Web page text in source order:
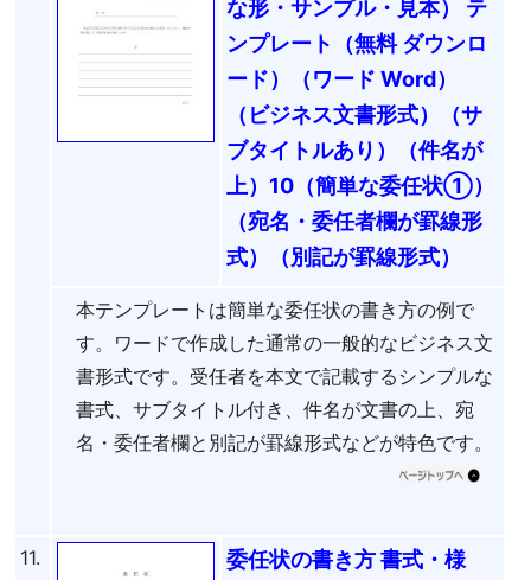
な形・サンプル・見本） テ
ンプレート（無料 ダウンロ
ード）（ワード Word）
（ビジネス文書形式）（サ
ブタイトルあり）（件名が
上）10（簡単な委任状①）
（宛名・委任者欄が罫線形
式）（別記が罫線形式）
本テンプレートは簡単な委任状の書き方の例で
す。ワードで作成した通常の一般的なビジネス文
書形式です。受任者を本文で記載するシンプルな
書式、サブタイトル付き、件名が文書の上、宛
名・委任者欄と別記が罫線形式などが特色です。
11.
委任状の書き方 書式・様